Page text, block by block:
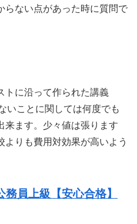
らない点があった時に質問で
トに沿って作られた講義
いことに関しては何度でも
来ます。少々値は張ります
りも費用対効果が高いよう
務員上級【安心合格】